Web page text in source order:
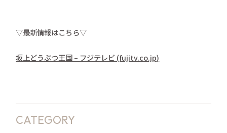
▽最新情報はこちら▽
坂上どうぶつ王国 – フジテレビ (fujitv.co.jp)
CATEGORY